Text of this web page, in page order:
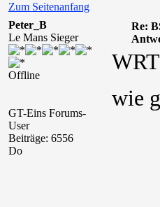
Zum Seitenanfang
Peter_B
Le Mans Sieger
Offline
GT-Eins Forums-
User
Beiträge: 6556
Do
Re:
wie